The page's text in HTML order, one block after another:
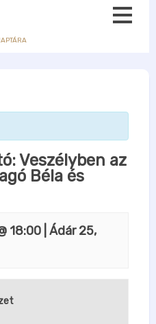
Veszélyben az
Béla és
18:00 | Ádár 25,